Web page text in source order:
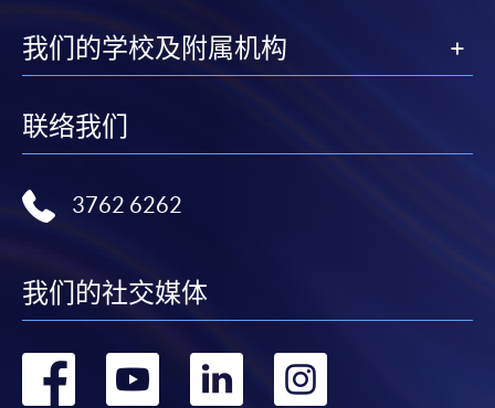
我们的学校及附属机构
联络我们
3762 6262
我们的社交媒体
转 转 转 转